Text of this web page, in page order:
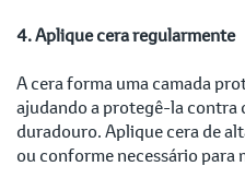
4. Aplique cera regularmente
A cera forma uma camada
ajudando a protegê-la contra
duradouro. Aplique cera de
ou conforme necessário para